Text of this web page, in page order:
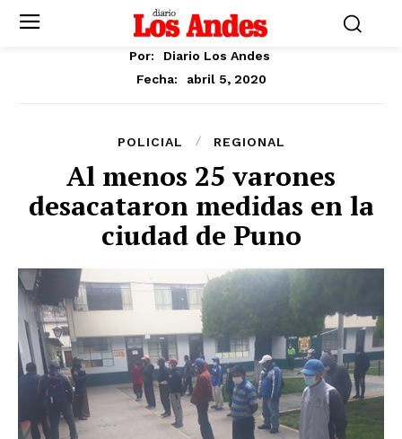
Por:
Diario Los Andes
Fecha:
abril 5, 2020
POLICIAL REGIONAL
Al menos 25 varones
desacataron medidas en la
ciudad de Puno